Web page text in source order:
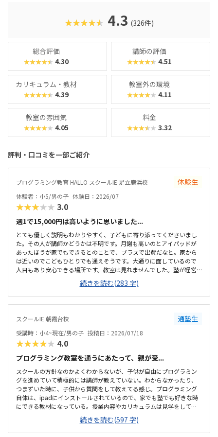
名。学習計画や講師とのマッチングに使われるそうで、「教
材はいいけど、先生との相性が……」なんてトラブルも極力
くの教室に足を運んでみてくださいね。
★★★★★ 4.3 (326件)
総合評価
★★★★★ 4.30
講師の評価
★★★★★ 4.51
カリキュラム・教材
★★★★★ 4.39
教室外の環境
★★★★★ 4.11
教室の雰囲気
★★★★★ 4.05
料金
★★★★★ 3.32
評判・口コミを一部ご紹介
プログラミング教育 HALLO スクールIE 足立鹿浜校 体験生
体験者：小5/男の子 体験日：2026/07
★★★★★ 3.0
週1で15,000円は高いように思いました...
とても優しく説明もわかりやすく、子どもに寄り添ってくださいまし
た。その人が講師かどうかは不明です。月謝も高いのとアイパッドが
あったほうが家でもできるとのことで、プラスで出費だなと。家から
は近いのでこどもひとりでも通えそうです。大通りに面しているので
人目もあり安心できる場所です。教室は見れませんでした。塾が経営
しているとのことで塾の方の教室は少し覗けました。建物自体が古い
感じでした。週1で15,000円は高いように思いました。もう少し回数を
増やしてもらうか、下げてもらえると助かります。説明してくれた方
はとても説明がわかりやすく、こどもに寄り添ってくださいました。
続きを読む(283 字)
スクールIE 朝霞台校 通塾生
受講時：小4~現在/男の子 投稿日：2026/07/18
★★★★★ 4.0
プログラミング教室を通うにあたって、親が受...
スクールの方針なのかよくわからないが、子供が自由にプログラミン
グを進めていて積極的には講師が教えていない。わからなかったり、
つまずいた時に、子供から質問をして教えてる感じ。プログラミング
自体は、ipadにインストールされているので、家でも塾でも好きな時
にできる教材になっている。授業内容やカリキュラムは見学をしてい
ないので子供の話だが、積極的に講師が教えていないみたい。月1回は
プログラミングで作ったものを発表すると聞いていたが、実施してな
いみたい。駅からは徒歩ですぐ来れる距離で、一本道だから迷うこと
続きを読む(597 字)